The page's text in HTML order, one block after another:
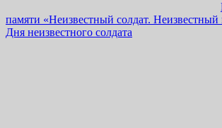
памяти «Неизвестный солдат. Неизвестный
Дня неизвестного солдата